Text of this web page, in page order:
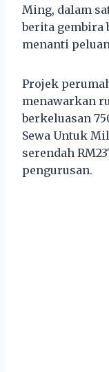
Ming, dalam
berita gembira
menanti
Projek
menawarkan
berkeluasan
Sewa Untuk
serendah
pengurusan.